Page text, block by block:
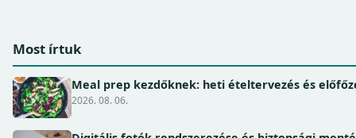
Most írtuk
Meal prep kezdőknek: heti ételtervezés és
2026. 08. 06.